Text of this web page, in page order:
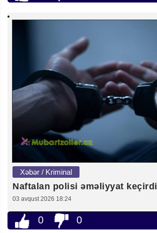
Xəbər / Kriminal
Naftalan polisi əməliyyat keçirdi
03 avqust 2026 18:24
0 0